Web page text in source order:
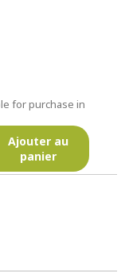
for purchase in
Ajouter au
panier